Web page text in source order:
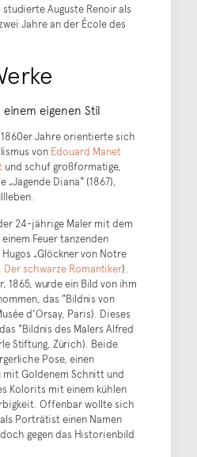
Auguste Renoir als
Jahre an der École des
eigenen Stil
Jahre orientierte sich
von Edouard Manet
und schuf großformatige,
Diana“ (1867),
24-jährige Maler mit dem
Feuer tanzenden
„Glöckner von Notre
schwarze Romantiker).
1865, wurde ein Bild von ihm
das "Bildnis von
d'Orsay, Paris). Dieses
"Bildnis des Malers Alfred
Stiftung, Zürich). Beide
Pose, einen
Goldenem Schnitt und
Kolorits mit einem kühlen
Offenbar wollte sich
Porträtist einen Namen
gegen das Historienbild